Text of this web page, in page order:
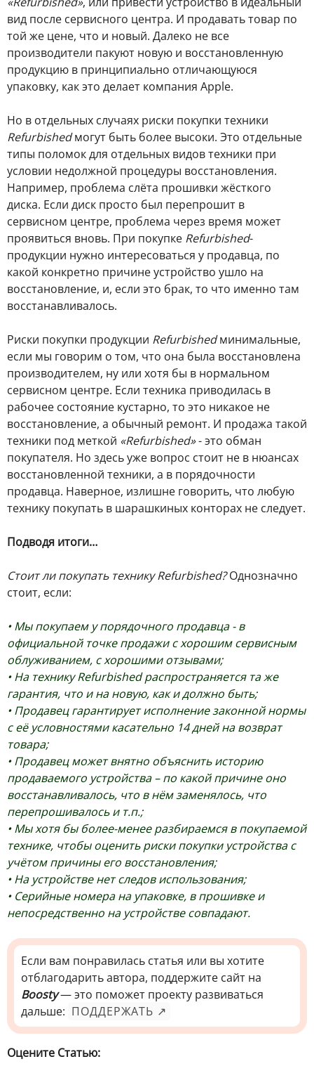
вид после сервисного центра. И продавать товар по
той же цене, что и новый. Далеко не все
производители пакуют новую и восстановленную
продукцию в принципиально отличающуюся
упаковку, как это делает компания Apple.
Но в отдельных случаях риски покупки техники
Refurbishedмогут быть более высоки. Это отдельные
типы поломок для отдельных видов техники при
условии недолжной процедуры восстановления.
Например, проблема слёта прошивки жёсткого
диска. Если диск просто был перепрошит в
сервисном центре, проблема через время может
проявиться вновь. При покупке Refurbished-
продукции нужно интересоваться у продавца, по
какой конкретно причине устройство ушло на
восстановление, и, если это брак, то что именно там
восстанавливалось.
Риски покупки продукции Refurbishedминимальные,
если мы говорим о том, что она была восстановлена
производителем, ну или хотя бы в нормальном
сервисном центре. Если техника приводилась в
рабочее состояние кустарно, то это никакое не
восстановление, а обычный ремонт. И продажа такой
техники под меткой «Refurbished»- это обман
покупателя. Но здесь уже вопрос стоит не в нюансах
восстановленной техники, а в порядочности
продавца. Наверное, излишне говорить, что любую
технику покупать в шарашкиных конторах не следует.
Подводя итоги…
Стоит ли покупать технику Refurbished?Однозначно
стоит, если:
• Мы покупаем у порядочного продавца - в
официальной точке продажи с хорошим сервисным
облуживанием, с хорошими отзывами;
• На технику Refurbished распространяется та же
гарантия, что и на новую, как и должно быть;
• Продавец гарантирует исполнение законной нормы
с её условностями касательно 14 дней на возврат
товара;
• Продавец может внятно объяснить историю
продаваемого устройства – по какой причине оно
восстанавливалось, что в нём заменялось, что
перепрошивалось и т.п.;
• Мы хотя бы более-менее разбираемся в покупаемой
технике, чтобы оценить риски покупки устройства с
учётом причины его восстановления;
• На устройстве нет следов использования;
• Серийные номера на упаковке, в прошивке и
непосредственно на устройстве совпадают.
Если вам понравилась статья или вы хотите
отблагодарить автора, поддержите сайт на
Boosty— это поможет проекту развиваться
дальше: ПОДДЕРЖАТЬ ↗
Оцените Статью: